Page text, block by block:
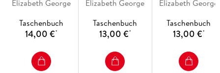
Elizabeth George
Taschenbuch
14,00 €*
Elizabeth George
Taschenbuch
13,00 €*
Elizabeth George
Taschenbuch
13,00 €*